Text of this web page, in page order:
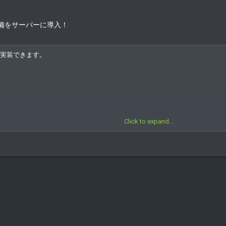
をサーバーに導入！
装できます。
Click to expand...